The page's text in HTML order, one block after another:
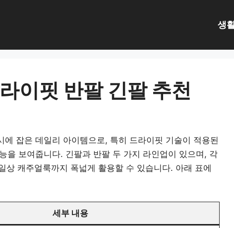
생
이핏 반팔 긴팔 추천
잡은 데일리 아이템으로, 특히 드라이핏 기술이 적용된
을 보여줍니다. 긴팔과 반팔 두 가지 라인업이 있으며, 각
상 캐주얼룩까지 폭넓게 활용할 수 있습니다. 아래 표에
세부 내용